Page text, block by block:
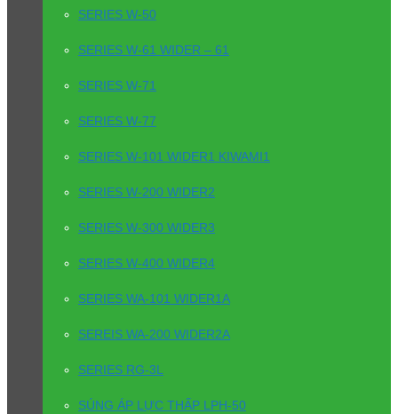
SERIES W-50
SERIES W-61 WIDER – 61
SERIES W-71
SERIES W-77
SERIES W-101 WIDER1 KIWAMI1
SERIES W-200 WIDER2
SERIES W-300 WIDER3
SERIES W-400 WIDER4
SERIES WA-101 WIDER1A
SEREIS WA-200 WIDER2A
SERIES RG-3L
SÚNG ÁP LỰC THẤP LPH-50